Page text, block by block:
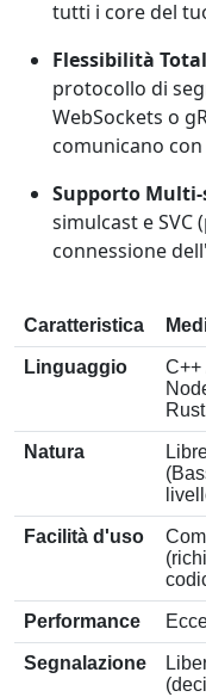
tutti i core del
Flessibilità
protocollo di
WebSockets o
comunicano con
Supporto
simulcast e SVC
connessione
Caratteristica
Linguaggio
C++
Rust
Natura
Facilità d'uso
Performance
Segnalazione